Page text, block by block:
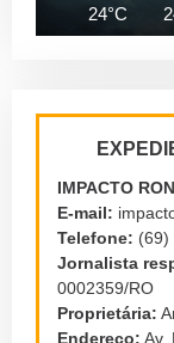
24°C
IMPACTO
E-mail:
Telefone: (69)
Jornalista
0002359/RO
Proprietária:
Endereço: Av.